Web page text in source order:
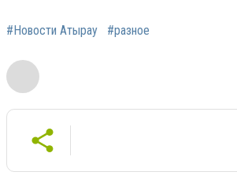
#Новости Атырау #разное